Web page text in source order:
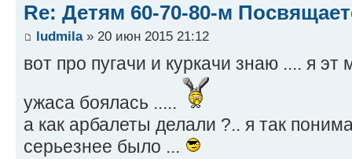
Re: Детям 60-70-80-м
ludmila» 20 июн 2015 21:12
вот про пугачи и куркачи знаю .... я эт
ужаса боялась .....
а как арбалеты делали ?.. я так
серьезнее было ...